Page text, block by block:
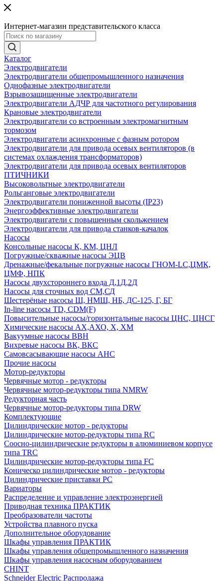
Интернет-магазин представительского класса
Каталог
Электродвигатели
Электродвигатели общепромышленного назначения
Однофазные электродвигатели
Взрывозащищенные электродвигатели
Электродвигатели АДЧР для частотного регулирования
Крановые электродвигатели
Электродвигатели со встроенным электромагнитным
тормозом
Электродвигатели асинхронные с фазным ротором
Электродвигатели для привода осевых вентиляторов (в
системах охлаждения трансформаторов)
Электродвигатели для привода осевых вентиляторов
ПТИЧНИКИ
Высоковольтные электродвигатели
Рольганговые электродвигатели
Электродвигатели пониженной высоты (IP23)
Энергоэффективные электродвигатели
Электродвигатели с повышенным скольжением
Электродвигатели для привода станков-качалок
Насосы
Консольные насосы К, КМ, ЦНЛ
Погружные/скважные насосы ЭЦВ
Дренажные/фекальные погружные насосы ГНОМ-LC,ЦМК,
ЦМФ, НПК
Насосы двухстороннего входа Д,1Д,2Д
Насосы для сточных вод СМ,СД
Шестерёные насосы Ш, НМШ, НБ, ДС-125, Г, БГ
In-line насосы TD, CDM(F)
Повысительные насосы/горизонтальные насосы ЦНС, ЦНСГ
Химические насосы АХ,АХО, Х, ХМ
Вакуумные насосы ВВН
Вихревые насосы ВК, ВКС
Самовсасывающие насосы АНС
Прочие насосы
Мотор-редукторы
Червячные мотор - редукторы
Червячные мотор-редукторы типа NMRW
Редукторная часть
Червячные мотор-редукторы типа DRW
Комплектующие
Цилиндрические мотор - редукторы
Цилиндрические мотор-редукторы типа RC
Соосно-цилиндрические редукторы в алюминиевом корпусе
типа TRC
Цилиндрические мотор-редукторы типа FC
Коническо цилиндрические мотор - редукторы
Цилиндрические приставки PC
Вариаторы
Распределение и управление электроэнергией
Приводная техника ПРАКТИК
Преобразователи частоты
Устройства плавного пуска
Дополнительное оборудование
Шкафы управления ПРАКТИК
Шкафы управления общепромышленного назначения
Шкафы управления насосным оборудованием
CHINT
Schneider Electric Распродажа